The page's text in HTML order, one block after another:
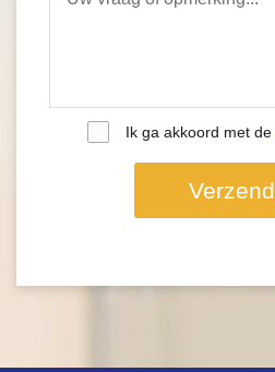
Ik ga akkoord met de